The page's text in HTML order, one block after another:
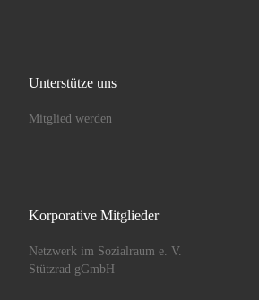
Unterstütze uns
Mitglied werden
Korporative Mitglieder
Netzwerk im Sozialraum e. V.
Stützrad gGmbH